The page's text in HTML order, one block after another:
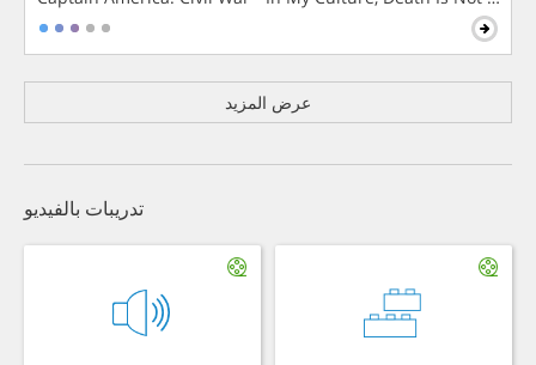
عرض المزيد
تدريبات بالفيديو